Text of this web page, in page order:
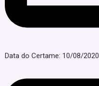
Data do Certame: 10/08/2020